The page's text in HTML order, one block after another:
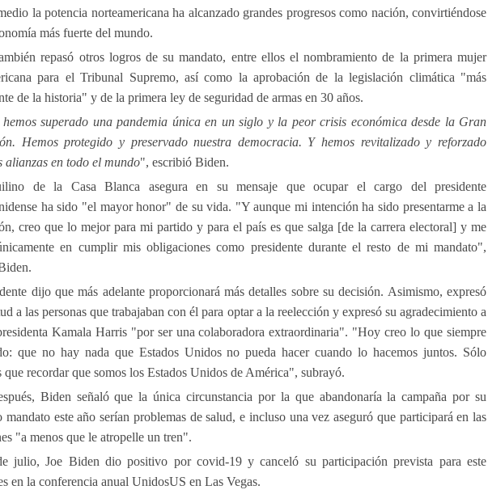
la potencia norteamericana ha alcanzado grandes progresos como nación, convirtiéndose
más fuerte del mundo.
repasó otros logros de su mandato, entre ellos el nombramiento de la primera mujer
para el Tribunal Supremo, así como la aprobación de la legislación climática "más
de la historia" y de la primera ley de seguridad de armas en 30 años.
hemos superado una pandemia única en un siglo y la peor crisis económica desde la Gran
Hemos protegido y preservado nuestra democracia. Y hemos revitalizado y reforzado
alianzas en todo el mundo", escribió Biden.
de la Casa Blanca asegura en su mensaje que ocupar el cargo del presidente
ha sido "el mayor honor" de su vida. "Y aunque mi intención ha sido presentarme a la
creo que lo mejor para mi partido y para el país es que salga [de la carrera electoral] y me
en cumplir mis obligaciones como presidente durante el resto de mi mandato",
dijo que más adelante proporcionará más detalles sobre su decisión. Asimismo, expresó
a las personas que trabajaban con él para optar a la reelección y expresó su agradecimiento a
Kamala Harris "por ser una colaboradora extraordinaria". "Hoy creo lo que siempre
que no hay nada que Estados Unidos no pueda hacer cuando lo hacemos juntos. Sólo
que recordar que somos los Estados Unidos de América", subrayó.
Biden señaló que la única circunstancia por la que abandonaría la campaña por su
mandato este año serían problemas de salud, e incluso una vez aseguró que participará en las
"a menos que le atropelle un tren".
julio, Joe Biden dio positivo por covid-19 y canceló su participación prevista para este
en la conferencia anual UnidosUS en Las Vegas.